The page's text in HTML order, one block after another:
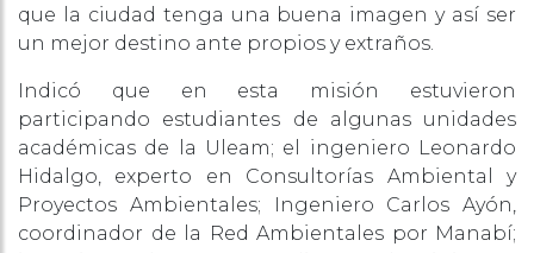
que la ciudad tenga una buena imagen y así ser
un mejor destino ante propios y extraños.
Indicó que en esta misión estuvieron
participando estudiantes de algunas unidades
académicas de la Uleam; el ingeniero Leonardo
Hidalgo, experto en Consultorías Ambiental y
Proyectos Ambientales; Ingeniero Carlos Ayón,
coordinador de la Red Ambientales por Manabí;